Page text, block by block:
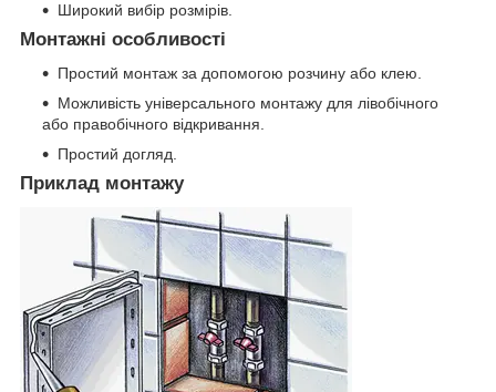
Широкий вибір розмірів.
Монтажні особливості
Простий монтаж за допомогою розчину або клею.
Можливість універсального монтажу для лівобічного
або правобічного відкривання.
Простий догляд.
Приклад монтажу